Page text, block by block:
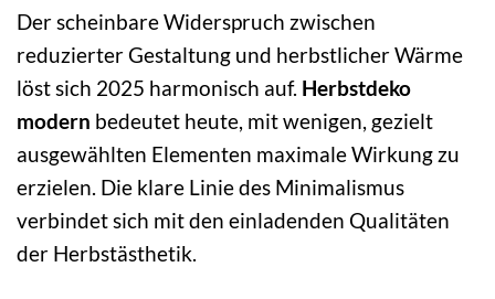
Der scheinbare Widerspruch zwischen
reduzierter Gestaltung und herbstlicher Wärme
löst sich 2025 harmonisch auf. Herbstdeko
modern bedeutet heute, mit wenigen, gezielt
ausgewählten Elementen maximale Wirkung zu
erzielen. Die klare Linie des Minimalismus
verbindet sich mit den einladenden Qualitäten
der Herbstästhetik.